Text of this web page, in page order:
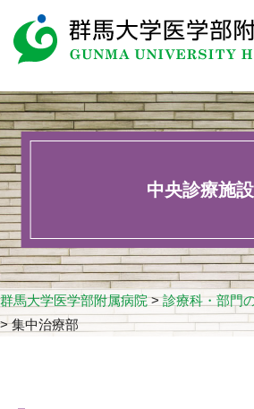
中央診療施設
群馬大学医学部附属病院>診療科・部門
>集中治療部